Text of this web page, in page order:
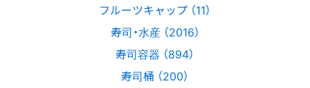
フルーツキャップ （11）
寿司・水産 （2016）
寿司容器 （894）
寿司桶 （200）